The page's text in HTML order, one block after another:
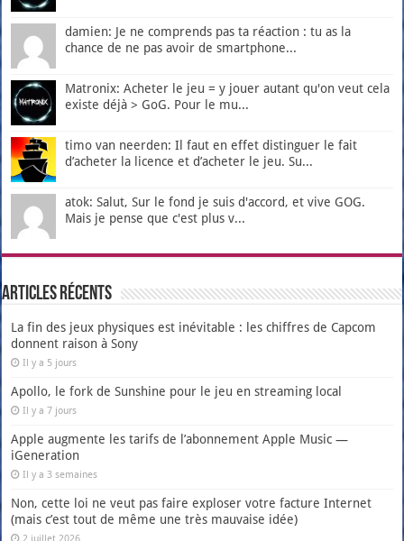
damien: Je ne comprends pas ta réaction : tu as la
chance de ne pas avoir de smartphone...
Matronix: Acheter le jeu = y jouer autant qu'on veut cela
existe déjà > GoG. Pour le mu...
timo van neerden: Il faut en effet distinguer le fait
d’acheter la licence et d’acheter le jeu. Su...
atok: Salut, Sur le fond je suis d'accord, et vive GOG.
Mais je pense que c'est plus v...
Articles récents
La fin des jeux physiques est inévitable : les chiffres de Capcom
donnent raison à Sony
Il y a 5 jours
Apollo, le fork de Sunshine pour le jeu en streaming local
Il y a 7 jours
Apple augmente les tarifs de l’abonnement Apple Music —
iGeneration
Il y a 3 semaines
Non, cette loi ne veut pas faire exploser votre facture Internet
(mais c’est tout de même une très mauvaise idée)
2 juillet 2026